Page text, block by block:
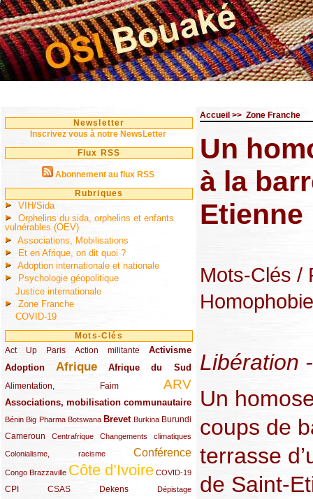
Newsletter
Inscrivez vous à notre NewsLetter
Flux RSS
Abonnement au flux RSS
Rubriques
VIH/Sida
Orphelins du sida, orphelins et enfants
vulnérables (OEV)
Associations, Mobilisations
Et en Afrique, on dit quoi ?
Adoption internationale et nationale
Psychologie géopolitique
Justice internationale
Zone Franche
COVID-19
Mots-Clés
Act Up Paris
(49/289) Action militante
(32/289) Activisme
(73/289)
Adoption
(82/289) Afrique
(161/289) Afrique du Sud
(73/289)
Alimentation, Faim
(48/289) ARV
(203/289)
Associations, mobilisation communautaire
(65/289)
Bénin
(13/289)Big Pharma
(16/289) Botswana
(9/289) Brevet
(83/289) Burkina
(18/289) Burundi
(30/289)
Cameroun
(47/289) Centrafrique
(23/289) Changements climatiques
(10/289)
Colonialisme, racisme
(19/289) Conférence
(118/289)
Congo Brazzaville
(24/289) Côte d’Ivoire
(263/289) COVID-19
(13/289)
CPI
(48/289) CSAS
(32/289) Dekens
(29/289) Dépistage
(19/289)
Accueil >> Zone Franche
Un
à la
Etienne
Mots-Clés /
Homophobie
Libération
Un
coups de
terrasse
de Saint-